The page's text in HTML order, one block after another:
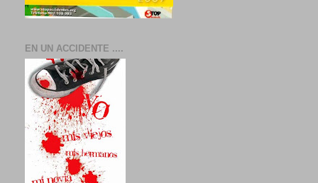
EN UN ACCIDENTE ....